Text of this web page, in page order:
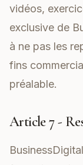
vidéos,
exclusive de
à ne pas les
fins
préalable.
Article 7 -